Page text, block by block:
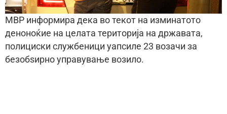
МВР информира дека во текот на изминатото
деноноќие на целата територија на државата,
полициски службеници уапсиле 23 возачи за
безобѕирно управување возило.